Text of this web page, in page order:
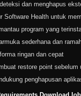
dan menghapus
Health untuk
program yang
sederhana dan
ringan dan cepat
restore point sebelum
penghapusan